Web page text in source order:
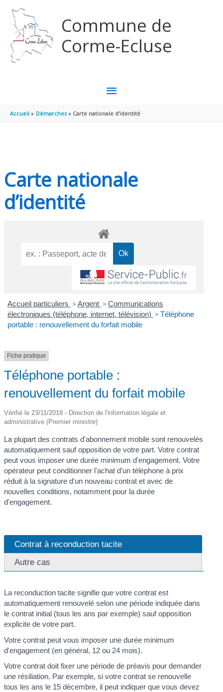
Commune de
Corme-Ecluse
MENU
PRINCIPAL
Accueil Démarches Carte nationale d’identité
Carte nationale
d’identité
Accueil particuliers > Argent > Communications
électroniques (téléphone, internet, télévision) > Téléphone
portable : renouvellement du forfait mobile
Fiche pratique
Téléphone portable :
renouvellement du forfait mobile
Vérifié le 23/11/2018 - Direction de l'information légale et
administrative (Premier ministre)
La plupart des contrats d'abonnement mobile sont renouvelés
automatiquement sauf opposition de votre part. Votre contrat
peut vous imposer une durée minimum d'engagement. Votre
opérateur peut conditionner l'achat d'un téléphone à prix
réduit à la signature d'un nouveau contrat et avec de
nouvelles conditions, notamment pour la durée
d'engagement.
Contrat à reconduction tacite
Autre cas
La reconduction tacite signifie que votre contrat est
automatiquement renouvelé selon une période indiquée dans
le contrat initial (tous les ans par exemple) sauf opposition
explicite de votre part.
Votre contrat peut vous imposer une durée minimum
d'engagement (en général, 12 ou 24 mois).
Votre contrat doit fixer une période de préavis pour demander
une résiliation. Par exemple, si votre contrat se renouvelle
tous les ans le 15 décembre, il peut indiquer que vous devez